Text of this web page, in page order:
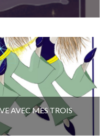
AVEC MES TROIS